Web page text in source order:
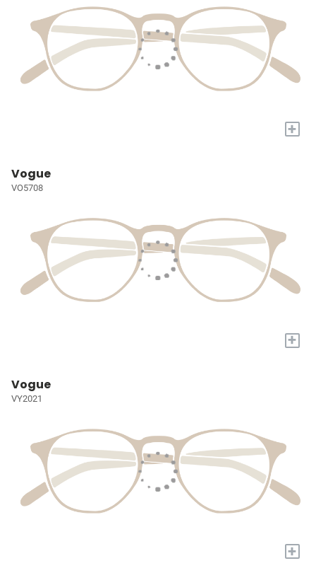
+
Vogue
VO5708
+
Vogue
VY2021
+